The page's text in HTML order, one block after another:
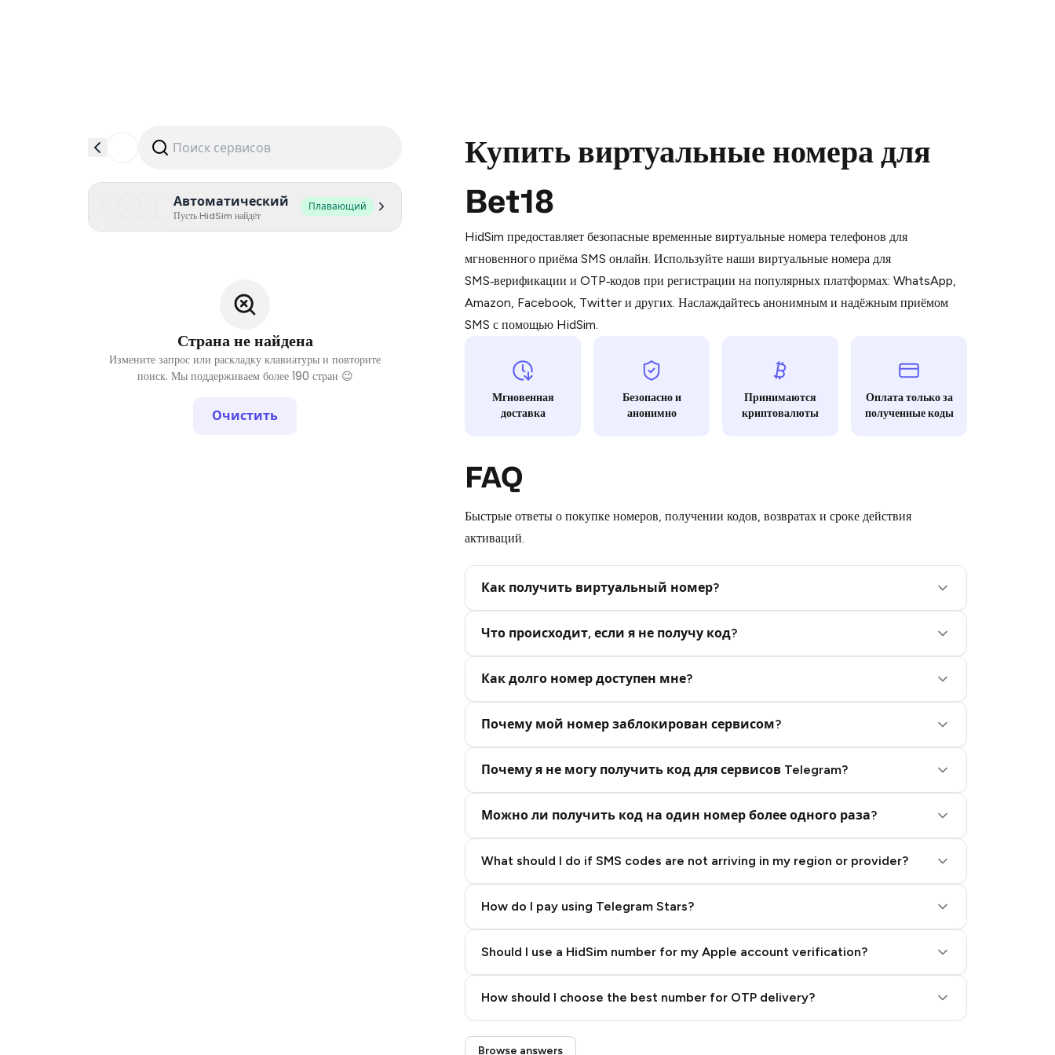
Автоматический
Пусть HidSim найдёт
Плавающий
Страна не найдена
Измените запрос или раскладку клавиатуры и повторите
поиск. Мы поддерживаем более 190 стран 😉
Очистить
Купить виртуальные номера для
Bet18
HidSim предоставляет безопасные временные виртуальные номера телефонов для
мгновенного приёма SMS онлайн. Используйте наши виртуальные номера для
SMS‑верификации и OTP‑кодов при регистрации на популярных платформах: WhatsApp,
Amazon, Facebook, Twitter и других. Наслаждайтесь анонимным и надёжным приёмом
SMS с помощью HidSim.
Мгновенная
доставка
Безопасно и
анонимно
Принимаются
криптовалюты
Оплата только за
полученные коды
FAQ
Быстрые ответы о покупке номеров, получении кодов, возвратах и сроке действия
активаций.
Как получить виртуальный номер?
Что происходит, если я не получу код?
Как долго номер доступен мне?
Почему мой номер заблокирован сервисом?
Почему я не могу получить код для сервисов Telegram?
Можно ли получить код на один номер более одного раза?
What should I do if SMS codes are not arriving in my region or provider?
How do I pay using Telegram Stars?
Purchasing credits through Telegram is a simple two-step process:
You purchase Stars via the official
in Telegram using your card (or
You use those Stars to pay our bot and complete the HidSim credit purchase.
Step 1: Create the order on HidSim
Step 3: Pay our bot with Stars
Should I use a HidSim number for my Apple account verification?
How should I choose the best number for OTP delivery?
Quality High To Low
Browse answers